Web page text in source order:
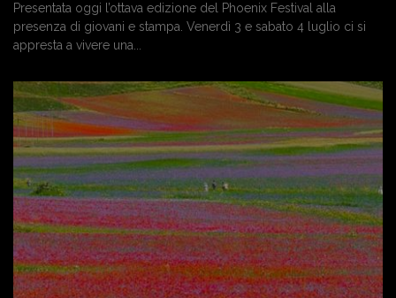
Presentata oggi l’ottava edizione del Phoenix Festival alla
presenza di giovani e stampa. Venerdì 3 e sabato 4 luglio ci si
appresta a vivere una...